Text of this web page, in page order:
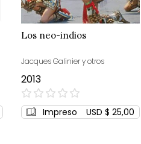
Los neo-indios
Jacques Galinier y otros
2013
0%
Impreso USD $ 25,00